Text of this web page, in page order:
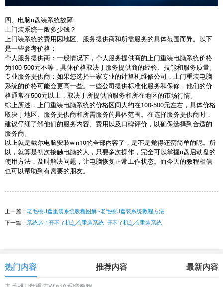
四、电脑u盘装系统故障
上门装系统一般多少钱？
上门装系统的费用因地区、服务提供商和所需服务的具体范围而异。以下
是一些参考价格：
个人服务提供商：一般情况下，个人服务提供商的上门重装电脑系统价格
为100-500元不等，具体价格取决于服务提供商的经验、技能和服务质量。
专业服务提供商：如果您选择一家专业的计算机维修公司，上门重装电脑
系统的价格可能会更高一些。一些公司提供标准化服务和保修，他们的价
格通常在500元以上，取决于所提供的服务和所在地区的市场行情。
综上所述，上门重装电脑系统的价格区间大约在100-500元左右，具体价格
取决于地区、服务提供商和所需服务的具体范围。在选择服务提供商时，
建议仔细了解他们的服务内容、费用以及口碑评价，以确保选择到合适的
服务商。
以上就是戴尔电脑安装win10的全部内容了，是不是觉得还蛮简单的呢。所
以，就算是初次接触电脑的人，只要多次操作，完全可以掌握u盘启动盘的
使用方法，及时解决问题，让电脑恢复正常工作状态。而今天的教程相信
也可以帮助到有需要的朋友。
上一篇： 老毛桃U盘重装系统教程图解 -老毛桃U盘装系统教程方法
下一篇： 系统坏了开不了机怎么重装系统 -开不了机怎么重装系统
热门内容 推荐内容 最新内容